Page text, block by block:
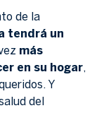
de la
tendrá un
más
en su hogar,
Y
del